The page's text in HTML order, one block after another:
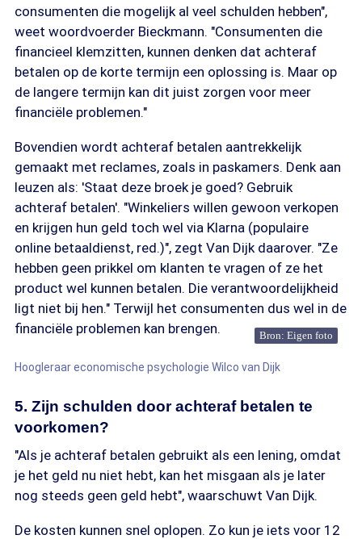
consumenten die mogelijk al veel schulden hebben",
weet woordvoerder Bieckmann. "Consumenten die
financieel klemzitten, kunnen denken dat achteraf
betalen op de korte termijn een oplossing is. Maar op
de langere termijn kan dit juist zorgen voor meer
financiële problemen."
Bovendien wordt achteraf betalen aantrekkelijk
gemaakt met reclames, zoals in paskamers. Denk aan
leuzen als: 'Staat deze broek je goed? Gebruik
achteraf betalen'. "Winkeliers willen gewoon verkopen
en krijgen hun geld toch wel via Klarna (populaire
online betaaldienst, red.)", zegt Van Dijk daarover. "Ze
hebben geen prikkel om klanten te vragen of ze het
product wel kunnen betalen. Die verantwoordelijkheid
ligt niet bij hen." Terwijl het consumenten dus wel in de
financiële problemen kan brengen.
Bron: Eigen foto
Hoogleraar economische psychologie Wilco van Dijk
5. Zijn schulden door achteraf betalen te
voorkomen?
"Als je achteraf betalen gebruikt als een lening, omdat
je het geld nu niet hebt, kan het misgaan als je later
nog steeds geen geld hebt", waarschuwt Van Dijk.
De kosten kunnen snel oplopen. Zo kun je iets voor 12